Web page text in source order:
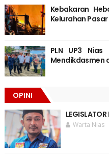
Kebakaran
Kelurahan
PLN UP3
Mendikdasmen
OPINI
Warta Nias